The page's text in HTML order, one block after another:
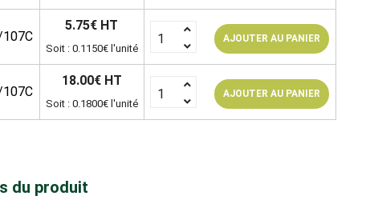
5.75€ HT
Soit : 0.1150€ l'unité
AJOUTER AU PANIER
18.00€ HT
Soit : 0.1800€ l'unité
AJOUTER AU PANIER
du produit